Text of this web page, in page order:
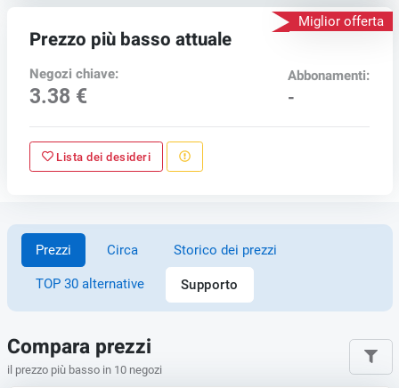
Miglior offerta
Prezzo più basso attuale
Negozi chiave:
3.38 €
Abbonamenti:
-
Lista dei desideri
Prezzi Circa Storico dei prezzi
TOP 30 alternative Supporto
Compara prezzi
il prezzo più basso in 10 negozi